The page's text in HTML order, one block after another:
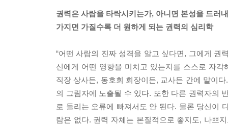
권력은 사람을 타락시키는가, 아니면 본성을 드러
가지면 가질수록 더 원하게 되는 권력의 심리학
“어떤 사람의 진짜 성격을 알고 싶다면, 그에게 권
신에게 어떤 영향을 미치고 있는지를 스스로 자
직장 상사든, 동호회 회장이든, 교사든 간에 말이
의 그림자에 노출될 수 있다. 또한 다른 권력자의
로 돌리는 오류에 빠져서도 안 된다. 물론 당신이
람은 없다. 권력 자체는 본질적으로 좋지도, 나쁘